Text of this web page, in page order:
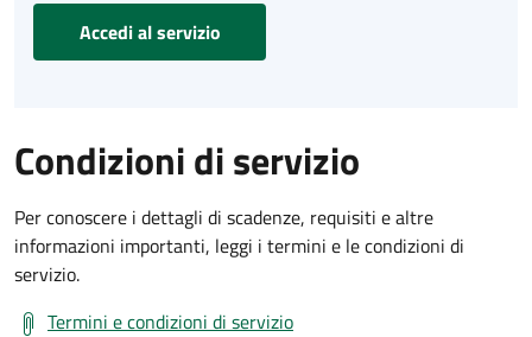
Accedi al servizio
Condizioni di servizio
Per conoscere i dettagli di scadenze, requisiti e altre
informazioni importanti, leggi i termini e le condizioni di
servizio.
Termini e condizioni di servizio